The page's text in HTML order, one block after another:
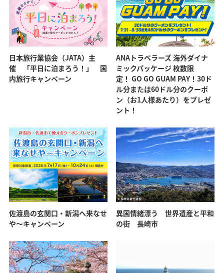
日本旅行業協会（JATA）主
催 「平日に泊まろう！」 国
内旅行キャンペーン
ANAトラベラーズ 海外ダイナ
ミックパッケージ 枚数限
定！ GO GO GUAM PAY！30ド
ル分または60ドル分のクーポ
ン（お1人様あたり）をプレゼ
ント！
佐渡島の玄関口・新潟へ来なせ
や～キャンペーン
異国情緒漂う 世界遺産と平和
の街 長崎市